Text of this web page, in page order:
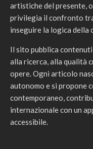
artistiche del presente,
privilegia il confronto
inseguire la logica della
Il sito pubblica
alla ricerca, alla qualità
opere. Ogni articolo
autonomo e si propone
contemporaneo,
internazionale con un
accessibile.